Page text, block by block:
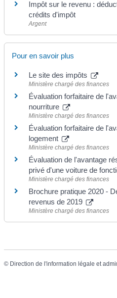
Impôt sur le revenu :
crédits d'impôt
Argent
Pour en savoir plus
Le site des impôts
Ministère chargé des finances
Évaluation forfaitaire de
nourriture
Ministère chargé des finances
Évaluation forfaitaire de
logement
Ministère chargé des finances
Évaluation de l'avantage
privé d'une voiture de
Ministère chargé des finances
Brochure pratique 2020 -
revenus de 2019
Ministère chargé des finances
© Direction de l'information légale et